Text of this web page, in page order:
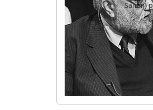
Salam)